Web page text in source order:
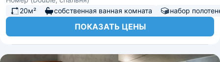
20м²
собственная ванная комната набор
ПОКАЗАТЬ ЦЕНЫ